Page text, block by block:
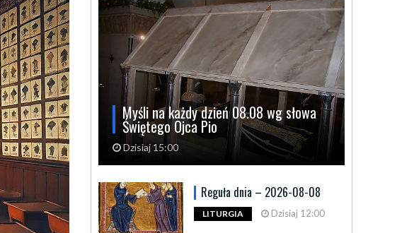
Myśli na każdy dzień 08.08 wg słowa
Świętego Ojca Pio
Dzisiaj 15:00
Reguła dnia – 2026-08-08
LITURGIA Dzisiaj 12:00